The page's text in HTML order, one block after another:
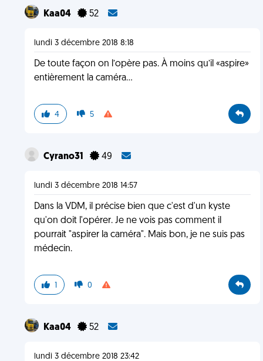
Kaa04 52
lundi 3 décembre 2018 8:18
De toute façon on l’opère pas. À moins qu’il «aspire»
entièrement la caméra...
4 5
Cyrano31 49
lundi 3 décembre 2018 14:57
Dans la VDM, il précise bien que c'est d'un kyste
qu'on doit l'opérer. Je ne vois pas comment il
pourrait "aspirer la caméra". Mais bon, je ne suis pas
médecin.
1 0
Kaa04 52
lundi 3 décembre 2018 23:42